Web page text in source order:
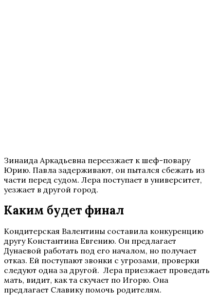
Зинаида Аркадьевна переезжает к шеф-повару
Юрию. Павла задерживают, он пытался сбежать из
части перед судом. Лера поступает в университет,
уезжает в другой город.
Каким будет финал
Кондитерская Валентины составила конкуренцию
другу Константина Евгению. Он предлагает
Дунаевой работать под его началом, но получает
отказ. Ей поступают звонки с угрозами, проверки
следуют одна за другой. Лера приезжает проведать
мать, видит, как та скучает по Игорю. Она
предлагает Славику помочь родителям.